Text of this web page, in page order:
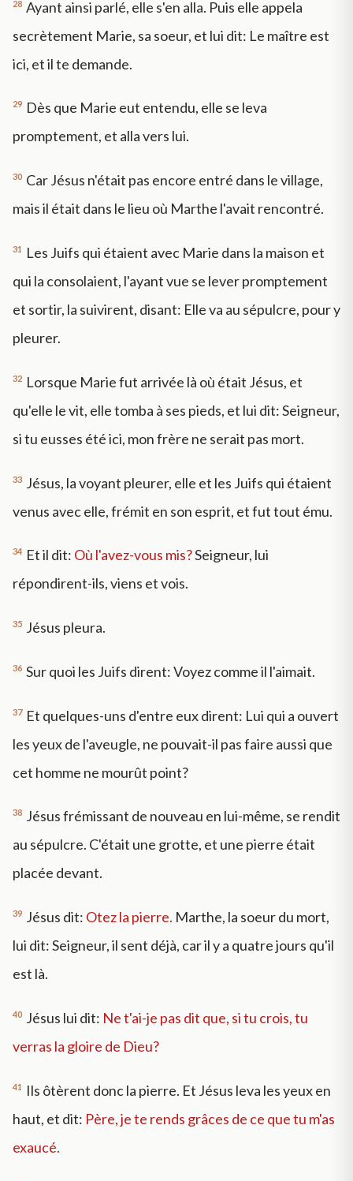
28 Ayant ainsi parlé, elle s'en alla. Puis elle appela
secrètement Marie, sa soeur, et lui dit: Le maître est
ici, et il te demande.
29 Dès que Marie eut entendu, elle se leva
promptement, et alla vers lui.
30 Car Jésus n'était pas encore entré dans le village,
mais il était dans le lieu où Marthe l'avait rencontré.
31
Les Juifs qui étaient avec Marie dans la maison et
qui la consolaient, l'ayant vue se lever promptement
et sortir, la suivirent, disant: Elle va au sépulcre, pour y
pleurer.
32 Lorsque Marie fut arrivée là où était Jésus, et
qu'elle le vit, elle tomba à ses pieds, et lui dit: Seigneur,
si tu eusses été ici, mon frère ne serait pas mort.
33 Jésus, la voyant pleurer, elle et les Juifs qui étaient
venus avec elle, frémit en son esprit, et fut tout ému.
34 Et il dit: Où l'avez-vous mis?Seigneur, lui
répondirent-ils, viens et vois.
35 Jésus pleura.
36 Sur quoi les Juifs dirent: Voyez comme il l'aimait.
37 Et quelques-uns d'entre eux dirent: Lui qui a ouvert
les yeux de l'aveugle, ne pouvait-il pas faire aussi que
cet homme ne mourût point?
38 Jésus frémissant de nouveau en lui-même, se rendit
au sépulcre. C'était une grotte, et une pierre était
placée devant.
39 Jésus dit: Otez la pierre. Marthe, la soeur du mort,
lui dit: Seigneur, il sent déjà, car il y a quatre jours qu'il
est là.
40 Jésus lui dit: Ne t'ai-je pas dit que, si tu crois, tu
verras la gloire de Dieu?
41
Ils ôtèrent donc la pierre. Et Jésus leva les yeux en
haut, et dit: Père, je te rends grâces de ce que tu m'as
exaucé.